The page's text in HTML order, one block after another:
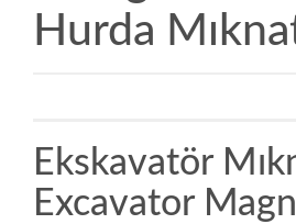
Hurda
Ekskavatör
Excavator